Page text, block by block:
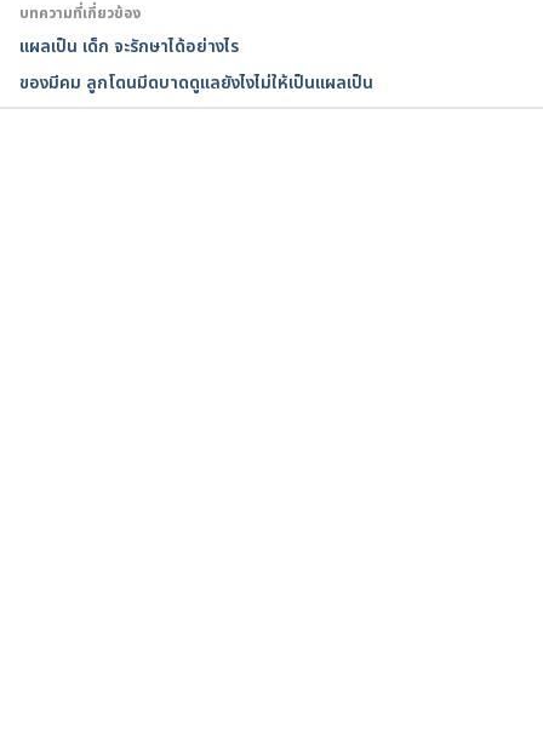
บทความที่เกี่ยวข้อง
แผลเป็น เด็ก จะรักษาได้อย่างไร
ของมีคม ลูกโดนมีดบาดดูแลยังไงไม่ให้เป็นแผลเป็น